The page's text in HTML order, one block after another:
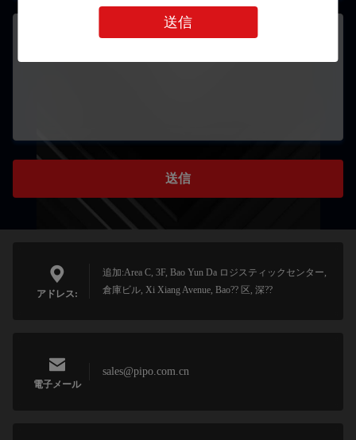
送信
送信
アドレス:
追加:Area C, 3F, Bao Yun Da ロジスティックセンター,
倉庫ビル, Xi Xiang Avenue, Bao?? 区, 深??
電子メール
sales@pipo.com.cn